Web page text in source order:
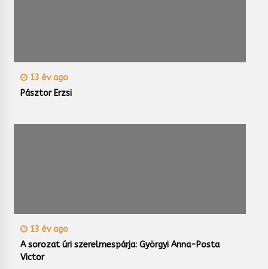
13 év ago
Pásztor Erzsi
13 év ago
A sorozat úri szerelmespárja: Györgyi Anna-Posta
Victor